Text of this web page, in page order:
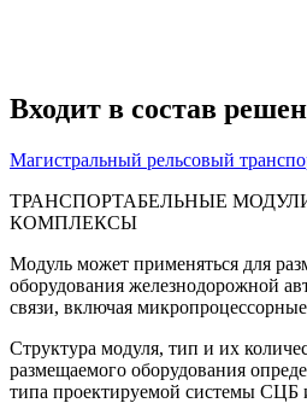
Входит в состав
Магистральный рельсовый
ТРАНСПОРТАБЕЛЬНЫЕ
КОМПЛЕКСЫ
Модуль может применяться для
оборудования железнодорожной
связи, включая
Структура модуля, тип и их
размещаемого оборудования
типа проектируемой системы СЦБ